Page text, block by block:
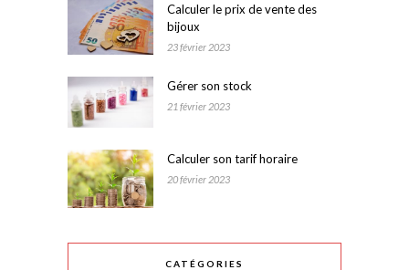
Calculer le prix de vente des
bijoux
23 février 2023
Gérer son stock
21 février 2023
Calculer son tarif horaire
20 février 2023
CATÉGORIES